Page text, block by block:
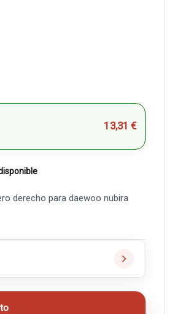
13,31 €
derecho para daewoo nubira